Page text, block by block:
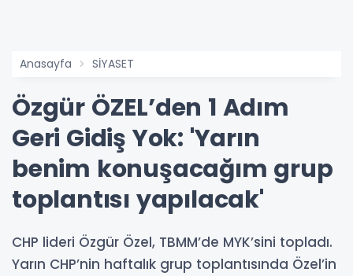
Anasayfa SİYASET
Özgür ÖZEL’den 1 Adım
Geri Gidiş Yok: 'Yarın
benim konuşacağım grup
toplantısı yapılacak'
CHP lideri Özgür Özel, TBMM’de MYK’sini topladı.
Yarın CHP’nin haftalık grup toplantısında Özel’in